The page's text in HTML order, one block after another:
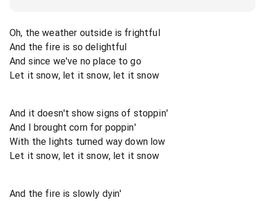
Oh, the weather outside is frightful
And the fire is so delightful
And since we've no place to go
Let it snow, let it snow, let it snow
And it doesn't show signs of stoppin'
And I brought corn for poppin'
With the lights turned way down low
Let it snow, let it snow, let it snow
And the fire is slowly dyin'